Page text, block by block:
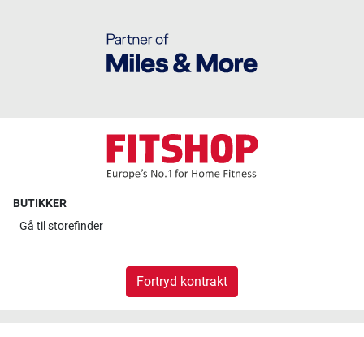
BUTIKKER
Gå til storefinder
Fortryd kontrakt